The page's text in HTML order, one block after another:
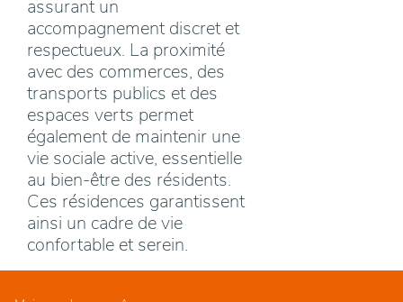
assurant un
accompagnement discret et
respectueux. La proximité
avec des commerces, des
transports publics et des
espaces verts permet
également de maintenir une
vie sociale active, essentielle
au bien-être des résidents.
Ces résidences garantissent
ainsi un cadre de vie
confortable et serein.